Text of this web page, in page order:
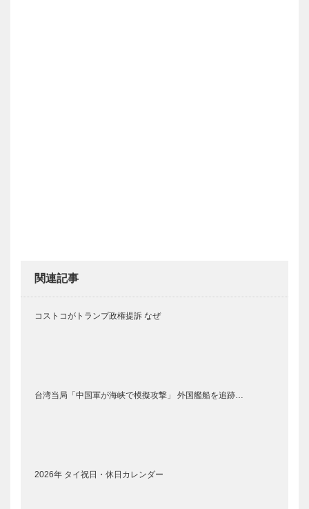
関連記事
コストコがトランプ政権提訴 なぜ
台湾当局「中国軍が海峡で模擬攻撃」 外国艦船を追跡…
2026年 タイ祝日・休日カレンダー